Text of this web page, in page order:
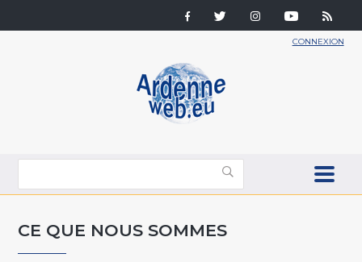
CONNEXION
CE QUE NOUS SOMMES